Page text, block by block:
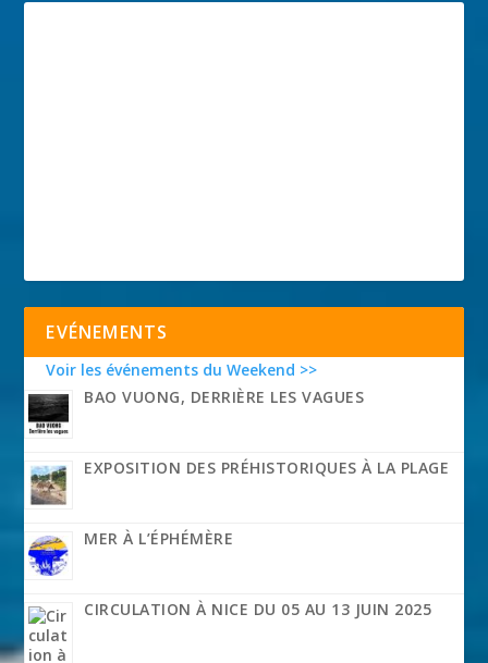
EVÉNEMENTS
Voir les événements du Weekend >>
BAO VUONG, DERRIÈRE LES VAGUES
EXPOSITION DES PRÉHISTORIQUES À LA PLAGE
MER À L’ÉPHÉMÈRE
CIRCULATION À NICE DU 05 AU 13 JUIN 2025